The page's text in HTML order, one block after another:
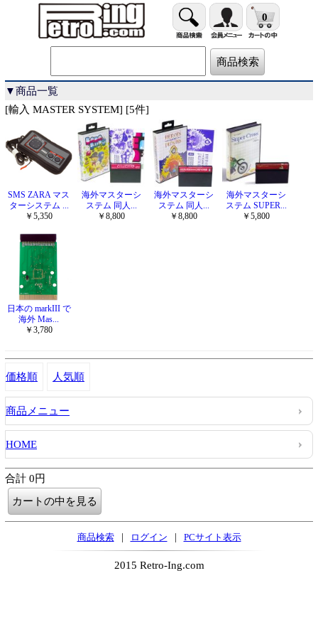
0
▼商品一覧
[輸入 MASTER SYSTEM] [5件]
SMS ZARA マス
ターシステム ...
￥5,350
海外マスターシ
ステム 同人...
￥8,800
海外マスターシ
ステム 同人...
￥8,800
海外マスターシ
ステム SUPER...
￥5,800
日本の markIII で
海外 Mas...
￥3,780
価格順 人気順
商品メニュー
HOME
合計 0円
商品検索 | ログイン | PCサイト表示
2015 Retro-Ing.com